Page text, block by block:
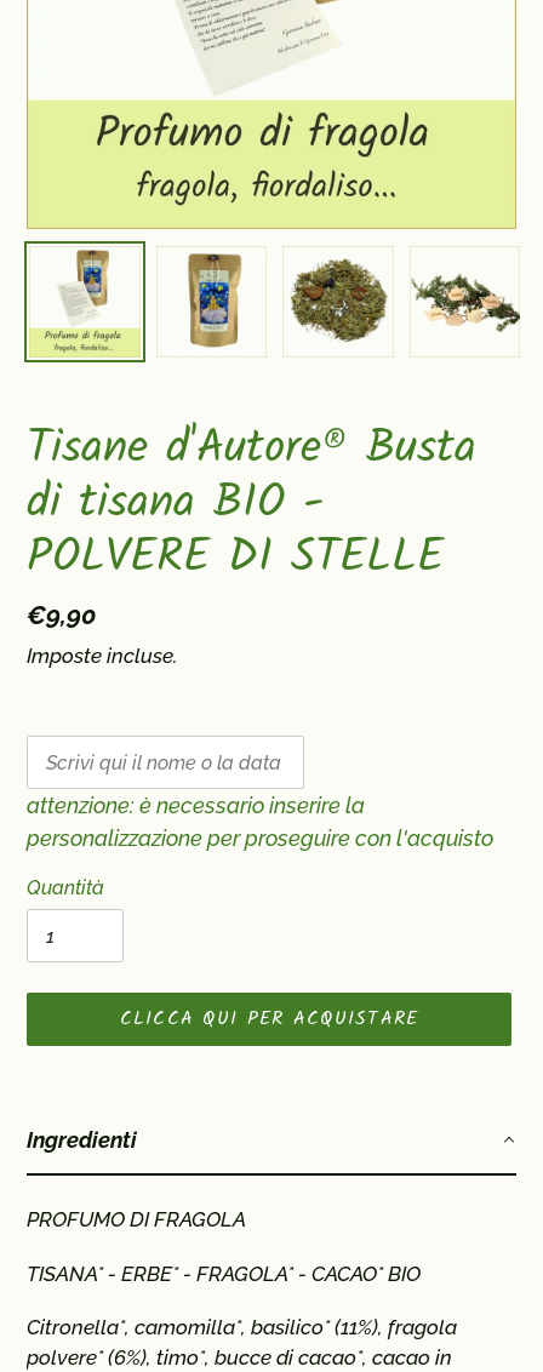
Tisane d'Autore® Busta
di tisana BIO -
POLVERE DI STELLE
Prezzo
di
€9,90
Imposte incluse.
attenzione: è necessario inserire la
personalizzazione per proseguire con l'acquisto
Quantità
CLICCA QUI PER ACQUISTARE
prodotto
nel
Ingredienti
PROFUMO DI FRAGOLA
TISANA* - ERBE* - FRAGOLA* - CACAO* BIO
Citronella*, camomilla*, basilico* (11%), fragola
polvere* (6%), timo*, bucce di cacao*, cacao in